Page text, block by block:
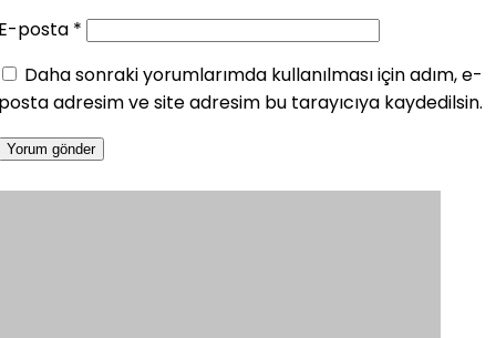
posta *
Daha sonraki yorumlarımda kullanılması için adım, e-
adresim ve site adresim bu tarayıcıya kaydedilsin.